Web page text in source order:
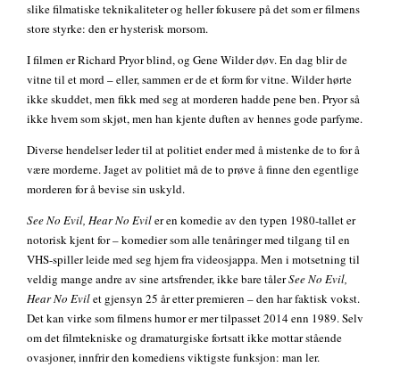
slike filmatiske teknikaliteter og heller fokusere på det som er filmens
store styrke: den er hysterisk morsom.
I filmen er Richard Pryor blind, og Gene Wilder døv. En dag blir de
vitne til et mord – eller, sammen er de et form for vitne. Wilder hørte
ikke skuddet, men fikk med seg at morderen hadde pene ben. Pryor så
ikke hvem som skjøt, men han kjente duften av hennes gode parfyme.
Diverse hendelser leder til at politiet ender med å mistenke de to for å
være morderne. Jaget av politiet må de to prøve å finne den egentlige
morderen for å bevise sin uskyld.
See No Evil, Hear No Eviler en komedie av den typen 1980-tallet er
notorisk kjent for – komedier som alle tenåringer med tilgang til en
VHS-spiller leide med seg hjem fra videosjappa. Men i motsetning til
veldig mange andre av sine artsfrender, ikke bare tålerSee No Evil,
Hear No Evilet gjensyn 25 år etter premieren – den har faktisk vokst.
Det kan virke som filmens humor er mer tilpasset 2014 enn 1989. Selv
om det filmtekniske og dramaturgiske fortsatt ikke mottar stående
ovasjoner, innfrir den komediens viktigste funksjon: man ler.